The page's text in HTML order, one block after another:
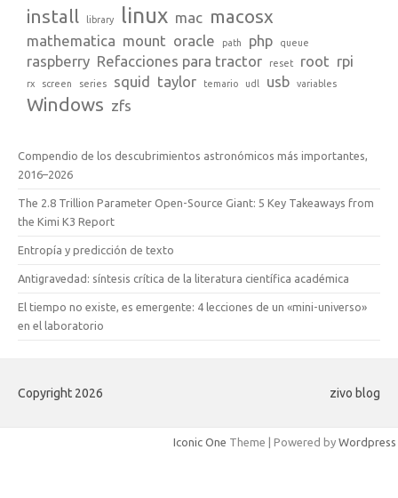
install library linux mac macosx
mathematica mount oracle path php queue
raspberry Refacciones para tractor reset root rpi
rx screen series squid taylor temario udl usb variables
Windows zfs
Compendio de los descubrimientos astronómicos más importantes,
2016–2026
The 2.8 Trillion Parameter Open-Source Giant: 5 Key Takeaways from
the Kimi K3 Report
Entropía y predicción de texto
Antigravedad: síntesis crítica de la literatura científica académica
El tiempo no existe, es emergente: 4 lecciones de un «mini-universo»
en el laboratorio
Copyright 2026 zivo blog
Iconic One Theme | Powered by Wordpress